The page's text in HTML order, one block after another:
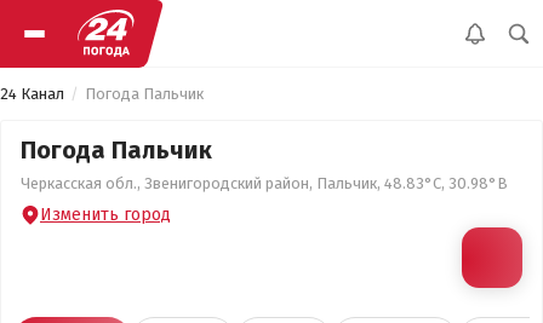
24 Канал Погода Пальчик
Погода Пальчик
Черкасская обл., Звенигородский район, Пальчик, 48.83°С, 30.98°В
Изменить город